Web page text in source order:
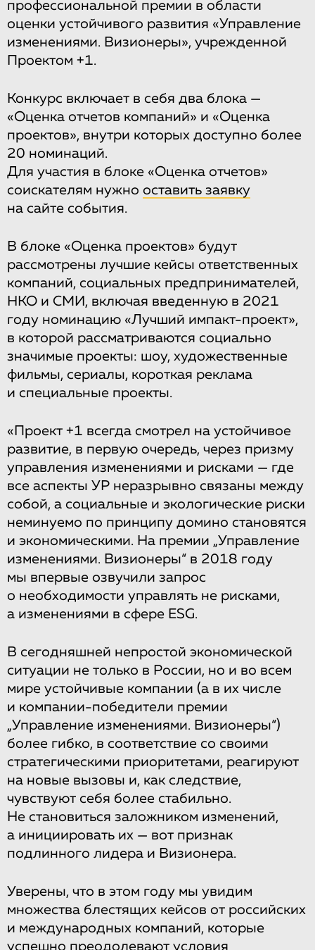
профессиональной премии в области
оценки устойчивого развития «Управление
изменениями. Визионеры», учрежденной
Проектом +1.
Конкурс включает в себя два блока —
«Оценка отчетов компаний» и «Оценка
проектов», внутри которых доступно более
20 номинаций.
Для участия в блоке «Оценка отчетов»
соискателям нужно оставить заявку
на сайте события.
В блоке «Оценка проектов» будут
рассмотрены лучшие кейсы ответственных
компаний, социальных предпринимателей,
НКО и СМИ, включая введенную в 2021
году номинацию «Лучший импакт-проект»,
в которой рассматриваются социально
значимые проекты: шоу, художественные
фильмы, сериалы, короткая реклама
и специальные проекты.
«Проект +1 всегда смотрел на устойчивое
развитие, в первую очередь, через призму
управления изменениями и рисками — где
все аспекты УР неразрывно связаны между
собой, а социальные и экологические риски
неминуемо по принципу домино становятся
и экономическими. На премии „Управление
изменениями. Визионеры“ в 2018 году
мы впервые озвучили запрос
о необходимости управлять не рисками,
а изменениями в сфере ESG.
В сегодняшней непростой экономической
ситуации не только в России, но и во всем
мире устойчивые компании (а в их числе
и компании-победители премии
„Управление изменениями. Визионеры“)
более гибко, в соответствие со своими
стратегическими приоритетами, реагируют
на новые вызовы и, как следствие,
чувствуют себя более стабильно.
Не становиться заложником изменений,
а инициировать их — вот признак
подлинного лидера и Визионера.
Уверены, что в этом году мы увидим
множества блестящих кейсов от российских
и международных компаний, которые
успешно преодолевают условия